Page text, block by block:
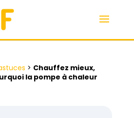
> Chauffez mieux,
la pompe à chaleur